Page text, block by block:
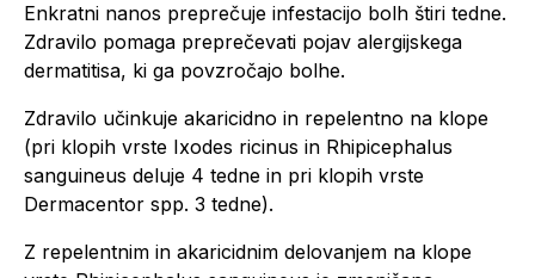
Enkratni nanos preprečuje infestacijo bolh štiri tedne.
Zdravilo pomaga preprečevati pojav alergijskega
dermatitisa, ki ga povzročajo bolhe.
Zdravilo učinkuje akaricidno in repelentno na klope
(pri klopih vrste Ixodes ricinus in Rhipicephalus
sanguineus deluje 4 tedne in pri klopih vrste
Dermacentor spp. 3 tedne).
Z repelentnim in akaricidnim delovanjem na klope